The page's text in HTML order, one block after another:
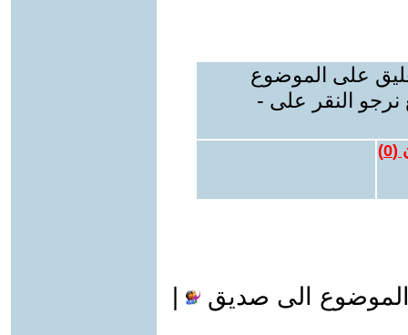
على الموضوع
نرجو النقر على -
(
0
)
الى صديق